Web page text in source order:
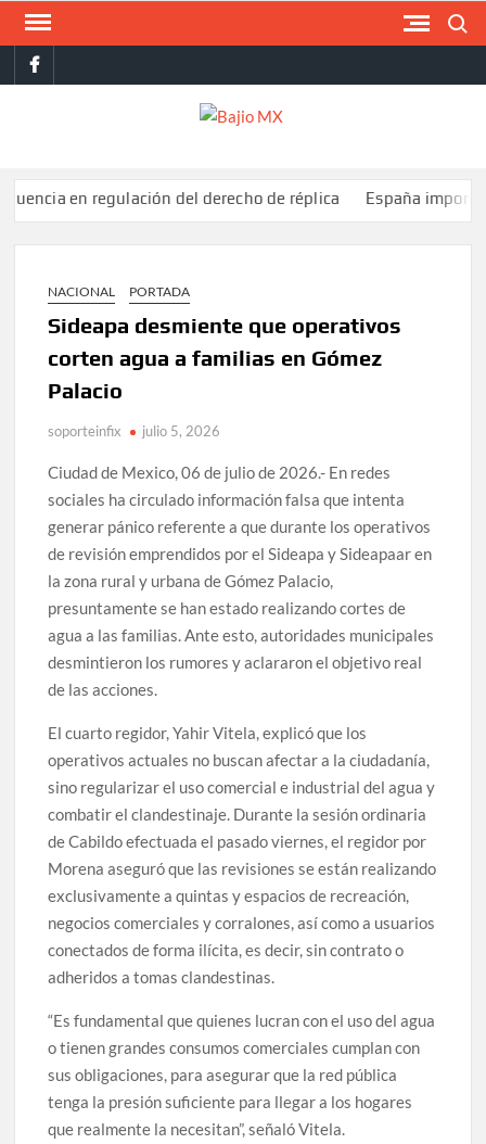
Saltar
contenidofacebook
regulación del derecho de réplica España impone
NACIONAL PORTADA
Sideapa desmiente que operativos
corten agua a familias en Gómez
Palacio
soporteinfix julio 5, 2026
Ciudad de Mexico, 06 de julio de 2026.- En redes
sociales ha circulado información falsa que intenta
generar pánico referente a que durante los operativos
de revisión emprendidos por el Sideapa y Sideapaar en
la zona rural y urbana de Gómez Palacio,
presuntamente se han estado realizando cortes de
agua a las familias. Ante esto, autoridades municipales
desmintieron los rumores y aclararon el objetivo real
de las acciones.
El cuarto regidor, Yahir Vitela, explicó que los
operativos actuales no buscan afectar a la ciudadanía,
sino regularizar el uso comercial e industrial del agua y
combatir el clandestinaje. Durante la sesión ordinaria
de Cabildo efectuada el pasado viernes, el regidor por
Morena aseguró que las revisiones se están realizando
exclusivamente a quintas y espacios de recreación,
negocios comerciales y corralones, así como a usuarios
conectados de forma ilícita, es decir, sin contrato o
adheridos a tomas clandestinas.
“Es fundamental que quienes lucran con el uso del agua
o tienen grandes consumos comerciales cumplan con
sus obligaciones, para asegurar que la red pública
tenga la presión suficiente para llegar a los hogares
que realmente la necesitan”, señaló Vitela.